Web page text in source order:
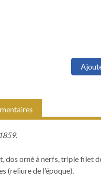
quantité
de
étrangère.
dos orné à nerfs, triple filet
(reliure de l’époque).